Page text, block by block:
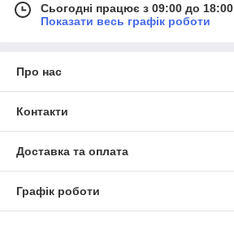
Сьогодні працює з 09:00 до 18:00
Показати весь графік роботи
Про нас
Контакти
Доставка та оплата
Графік роботи